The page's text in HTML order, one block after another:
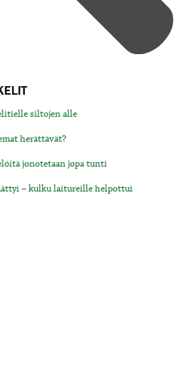
siltojen alle
herättävät?
jonotetaan jopa tunti
– kulku laitureille helpottui